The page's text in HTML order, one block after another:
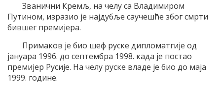
Званични Кремљ, на челу са Владимиром
Путином, изразио је најдубље саучешће због смрти
бившег премијера.
Примаков је био шеф руске дипломатгије од
јануара 1996. до септембра 1998. када је постао
премијер Русије. На челу руске владе је био до маја
1999. године.